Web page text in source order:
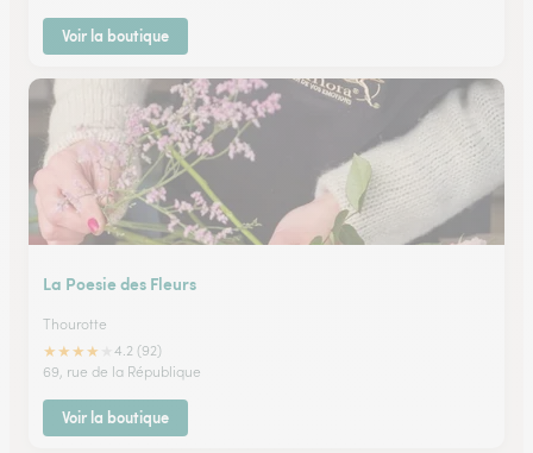
Voir la boutique
La Poesie des Fleurs
Thourotte
★★★★
4.2 (92)
69, rue de la République
Voir la boutique